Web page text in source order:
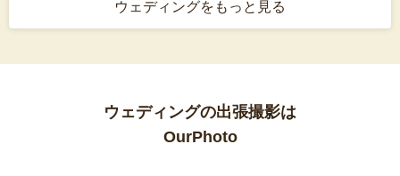
ウェディングをもっと見る
ウェディングの出張撮影は
OurPhoto